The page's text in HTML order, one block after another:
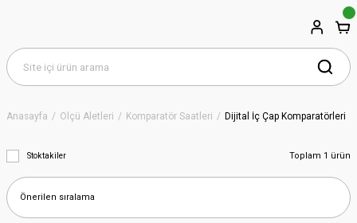
Anasayfa Ölçü Aletleri Komparatör Saatleri Dijital İç Çap Komparatörleri
Stoktakiler Toplam 1 ürün